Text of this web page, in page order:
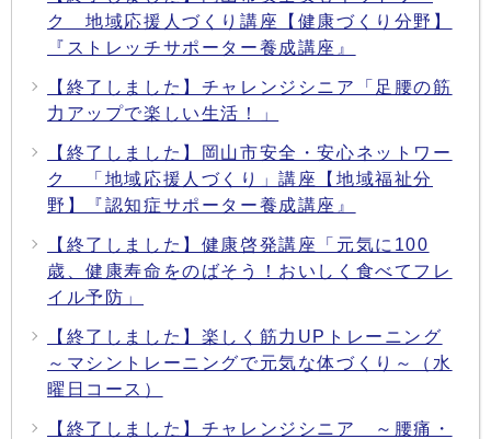
ク 地域応援人づくり講座【健康づくり分野】
『ストレッチサポーター養成講座』
【終了しました】チャレンジシニア「足腰の筋
力アップで楽しい生活！」
【終了しました】岡山市安全・安心ネットワー
ク 「地域応援人づくり」講座【地域福祉分
野】『認知症サポーター養成講座』
【終了しました】健康啓発講座「元気に100
歳、健康寿命をのばそう！おいしく食べてフレ
イル予防」
【終了しました】楽しく筋力UPトレーニング
～マシントレーニングで元気な体づくり～（水
曜日コース）
【終了しました】チャレンジシニア ～腰痛・